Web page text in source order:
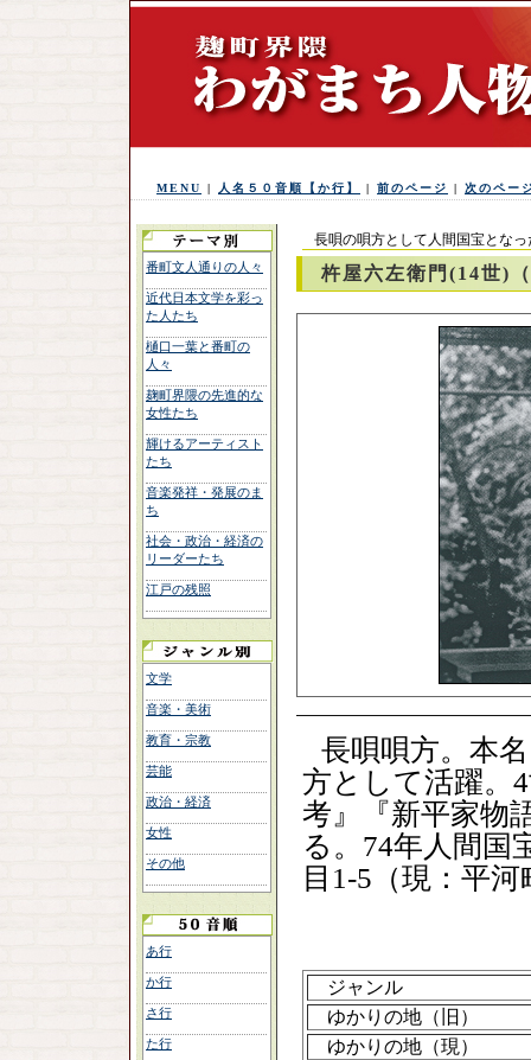
MENU | 人名５０音順【か行】 | 前のページ | 次のペー
番町文人通りの人々
近代日本文学を彩っ
た人たち
樋口一葉と番町の
人々
麹町界隈の先進的な
女性たち
輝けるアーティスト
たち
音楽発祥・発展のま
ち
社会・政治・経済の
リーダーたち
江戸の残照
文学
音楽・美術
教育・宗教
芸能
政治・経済
女性
その他
あ行
か行
さ行
た行
長唄の唄方として人間国宝となっ
杵屋六左衛門(14世)
長唄唄方。本
方として活躍。
考』『新平家物
る。74年人間国
目1-5（現：平
ジャンル
ゆかりの地（旧）
ゆかりの地（現）